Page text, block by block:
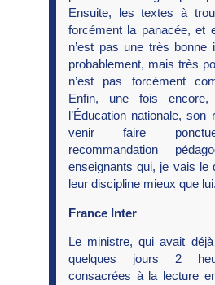
Ensuite, les textes à
forcément la panacée, et
n’est pas une très bonne
probablement, mais très
n’est pas forcément
Enfin, une fois
l’Éducation nationale, son
venir faire
recommandation
enseignants qui, je vais le
leur discipline mieux que lui.
France Inter
Le ministre, qui avait
quelques jours 2
consacrées à la lecture